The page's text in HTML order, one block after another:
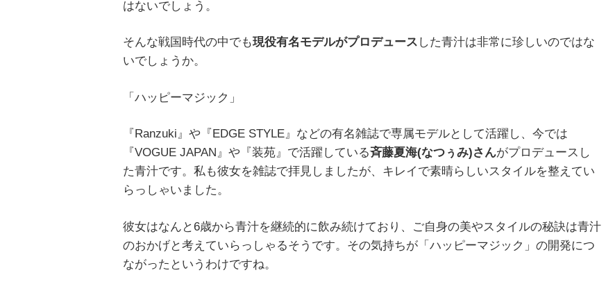
はないでしょう。
そんな戦国時代の中でも現役有名モデルがプロデュース した青汁は非常に珍しいのではな
いでしょうか。
「ハッピーマジック」
『Ranzuki』や『EDGE STYLE』などの有名雑誌で専属モデルとして活躍し、今では
『VOGUE JAPAN』や『装苑』で活躍している斉藤夏海(なつぅみ)さんがプロデュースし
た青汁です。私も彼女を雑誌で拝見しましたが、キレイで素晴らしいスタイルを整えてい
らっしゃいました。
彼女はなんと6歳から青汁を継続的に飲み続けており、ご自身の美やスタイルの秘訣は青汁
のおかげと考えていらっしゃるそうです。その気持ちが「ハッピーマジック」の開発につ
ながったというわけですね。